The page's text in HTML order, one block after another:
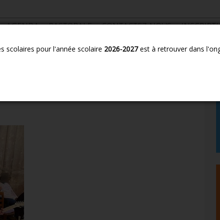
AGENDA PASTORALE CONTACTEZ-NOUS
2023
scolaires pour l'année scolaire 2026-2027est à retrouver dans